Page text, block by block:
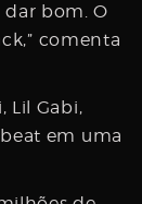
dar bom. O
comenta
Lil Gabi,
em uma